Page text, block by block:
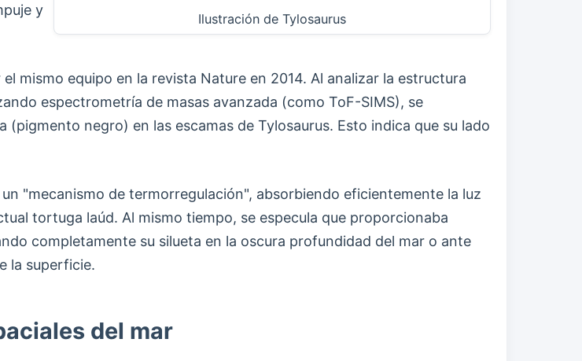
Ilustración de Tylosaurus
y
mismo equipo en la revista Nature en 2014. Al analizar la estructura
espectrometría de masas avanzada (como ToF-SIMS), se
negro) en las escamas de Tylosaurus. Esto indica que su lado
"mecanismo de termorregulación", absorbiendo eficientemente la luz
tortuga laúd. Al mismo tiempo, se especula que proporcionaba
completamente su silueta en la oscura profundidad del mar o ante
la superficie.
del mar